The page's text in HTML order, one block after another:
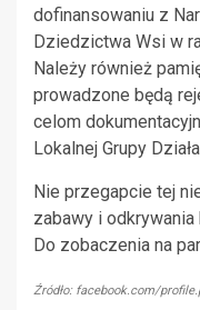
dofinansowaniu z
Dziedzictwa Wsi w
Należy również
prowadzone będą
celom
Lokalnej Grupy
Nie przegapcie tej
zabawy i
Do zobaczenia na
Źródło: facebook.com/